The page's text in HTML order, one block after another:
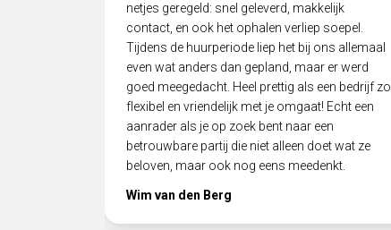
netjes geregeld: snel geleverd, makkelijk
contact, en ook het ophalen verliep soepel.
Tijdens de huurperiode liep het bij ons allemaal
even wat anders dan gepland, maar er werd
goed meegedacht. Heel prettig als een bedrijf zo
flexibel en vriendelijk met je omgaat! Echt een
aanrader als je op zoek bent naar een
betrouwbare partij die niet alleen doet wat ze
beloven, maar ook nog eens meedenkt.
Wim van den Berg